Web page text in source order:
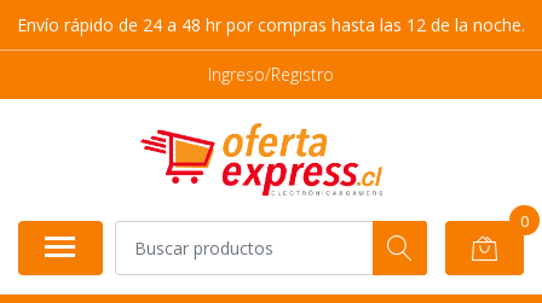
Envío rápido de 24 a 48 hr por compras hasta las 12 de la noche.
Ingreso/Registro
0